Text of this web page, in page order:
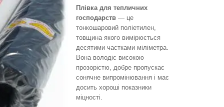
Плівка для тепличних
господарств — це
тонкошаровий поліетилен,
товщина якого вимірюється
десятими частками міліметра.
Вона володіє високою
прозорістю, добре пропускає
сонячне випромінювання і має
досить хороші показники
міцності.